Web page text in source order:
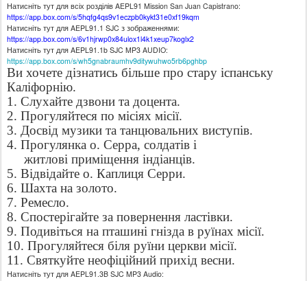
Натисніть тут для всіх розділів AEPL91 Mission San Juan Capistrano:
https://app.box.com/s/5hqfg4qs9v1eczpb0kykt31e0xf19kqm
Натисніть тут для AEPL91.1 SJC з зображеннями:
https://app.box.com/s/6v1hjrwp0x84ulox1l4k1xeup7koglx2
Натисніть тут для AEPL91.1b SJC MP3 AUDIO:
https://app.box.com/s/wh5gnabraumhv9ditywuhwo5rb6pghbp
Ви хочете дізнатись більше про стару іспанську
Каліфорнію.
1. Слухайте дзвони та доцента.
2. Прогуляйтеся по місіях місії.
3. Досвід музики та танцювальних виступів.
4. Прогулянка о. Серра, солдатів і
житлові приміщення індіанців.
5. Відвідайте о. Каплиця Серри.
6. Шахта на золото.
7. Ремесло.
8. Спостерігайте за повернення ластівки.
9. Подивіться на пташині гнізда в руїнах місії.
10. Прогуляйтеся біля руїни церкви місії.
11. Святкуйте неофіційний прихід весни.
Натисніть тут для AEPL91.3B SJC MP3 Audio: